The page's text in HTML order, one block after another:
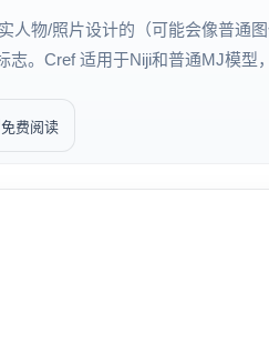
物/照片设计的（可能会像普通
。Cref 适用于Niji和普通MJ模型
免费阅读